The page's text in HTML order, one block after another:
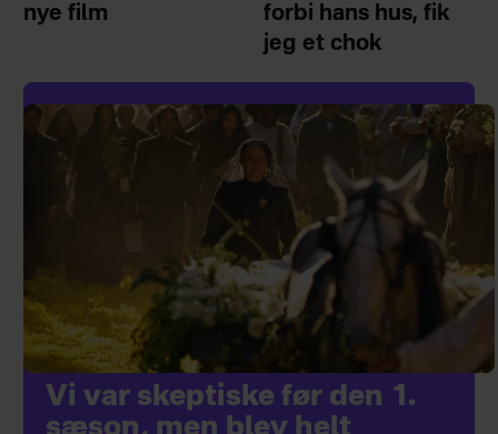
nye film
forbi hans hus, fik
jeg et chok
Vi var skeptiske før den 1.